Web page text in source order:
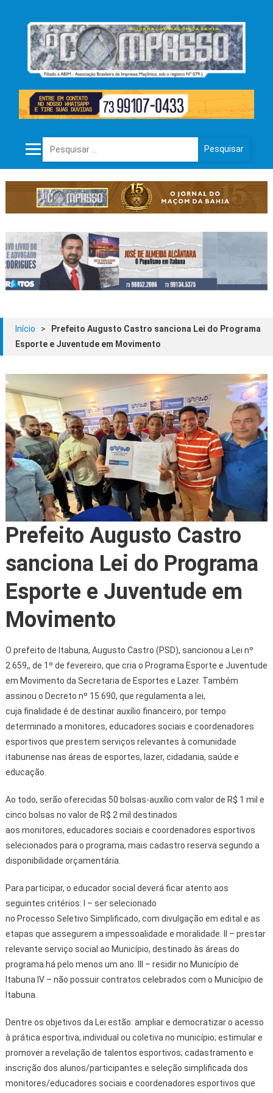
Pesquisar por:
Início >
Prefeito Augusto Castro sanciona Lei do Programa
Esporte e Juventude em Movimento
Prefeito Augusto Castro
sanciona Lei do Programa
Esporte e Juventude em
Movimento
O prefeito de Itabuna, Augusto Castro (PSD), sancionou a Lei nº
2.659,, de 1º de fevereiro, que cria o Programa Esporte e Juventude
em Movimento da Secretaria de Esportes e Lazer. Também
assinou o Decreto nº 15.690, que regulamenta a lei,
cuja finalidade é de destinar auxílio financeiro, por tempo
determinado a monitores, educadores sociais e coordenadores
esportivos que prestem serviços relevantes à comunidade
itabunense nas áreas de esportes, lazer, cidadania, saúde e
educação.
Ao todo, serão oferecidas 50 bolsas-auxílio com valor de R$ 1 mil e
cinco bolsas no valor de R$ 2 mil destinados
aos monitores, educadores sociais e coordenadores esportivos
selecionados para o programa, mais cadastro reserva segundo a
disponibilidade orçamentária.
Para participar, o educador social deverá ficar atento aos
seguintes critérios: I – ser selecionado
no Processo Seletivo Simplificado, com divulgação em edital e as
etapas que assegurem a impessoalidade e moralidade. II – prestar
relevante serviço social ao Município, destinado às áreas do
programa há pelo menos um ano. III – residir no Município de
Itabuna IV – não possuir contratos celebrados com o Município de
Itabuna.
Dentre os objetivos da Lei estão: ampliar e democratizar o acesso
à prática esportiva, individual ou coletiva no município; estimular e
promover a revelação de talentos esportivos; cadastramento e
inscrição dos alunos/participantes e seleção simplificada dos
monitores/educadores sociais e coordenadores esportivos que